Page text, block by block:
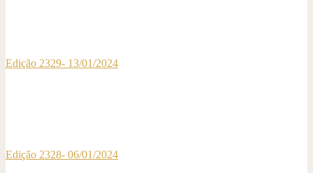
Edição 2329- 13/01/2024
Edição 2328- 06/01/2024